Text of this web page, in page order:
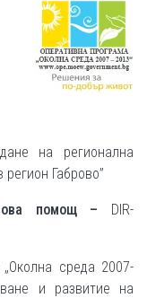
на регионална
Габрово”
помощ – DIR-
среда 2007-
и развитие на